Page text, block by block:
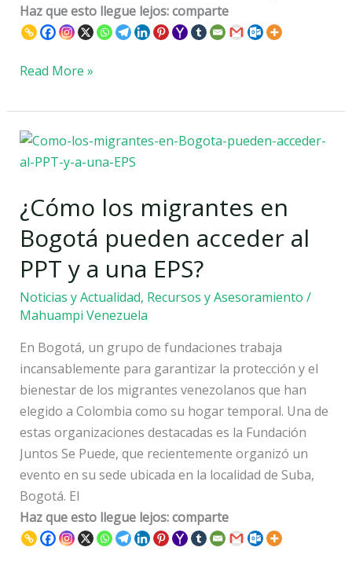
Haz que esto llegue lejos: comparte
Read More »
¿Cómo los migrantes en
Bogotá pueden acceder al
PPT y a una EPS?
Noticias y Actualidad, Recursos y Asesoramiento /
Mahuampi Venezuela
En Bogotá, un grupo de fundaciones trabaja
incansablemente para garantizar la protección y el
bienestar de los migrantes venezolanos que han
elegido a Colombia como su hogar temporal. Una de
estas organizaciones destacadas es la Fundación
Juntos Se Puede, que recientemente organizó un
evento en su sede ubicada en la localidad de Suba,
Bogotá. El
Haz que esto llegue lejos: comparte
¿Cómo
los
en
Bogotá
pueden
acceder
al
PPT
a
una
EPS?